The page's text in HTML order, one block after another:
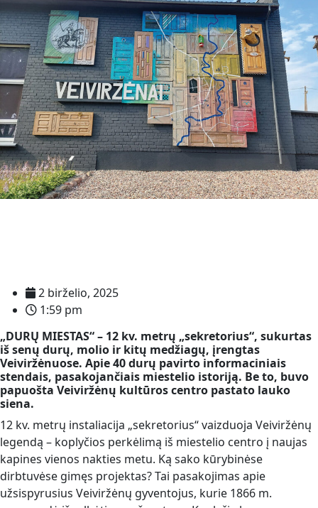
2 birželio, 2025
1:59 pm
„DURŲ MIESTAS“ – 12 kv. metrų „sekretorius“, sukurtas
iš senų durų, molio ir kitų medžiagų, įrengtas
Veiviržėnuose. Apie 40 durų pavirto informaciniais
stendais, pasakojančiais miestelio istoriją. Be to, buvo
papuošta Veiviržėnų kultūros centro pastato lauko
siena.
12 kv. metrų instaliacija „sekretorius“ vaizduoja Veiviržėnų
legendą – koplyčios perkėlimą iš miestelio centro į naujas
kapines vienos nakties metu. Ką sako kūrybinėse
dirbtuvėse gimęs projektas? Tai pasakojimas apie
užsispyrusius Veiviržėnų gyventojus, kurie 1866 m.